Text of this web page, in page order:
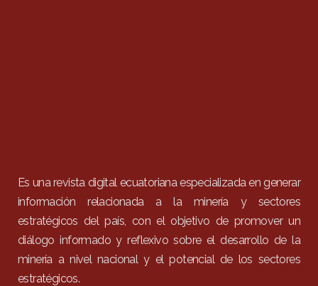
Es una revista digital ecuatoriana especializada en generar
información relacionada a la minería y sectores
estratégicos del país, con el objetivo de promover un
diálogo informado y reflexivo sobre el desarrollo de la
minería a nivel nacional y el potencial de los sectores
estratégicos.